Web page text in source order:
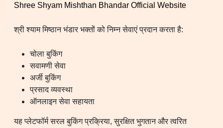
Shree Shyam Mishthan Bhandar Official Website
श्री श्याम मिष्ठान भंडार भक्तों को निम्न सेवाएं प्रदान करता है:
चोला बुकिंग
सवामणी सेवा
अर्जी बुकिंग
प्रसाद व्यवस्था
ऑनलाइन सेवा सहायता
यह प्लेटफॉर्म सरल बुकिंग प्रक्रिया, सुरक्षित भुगतान और त्वरित